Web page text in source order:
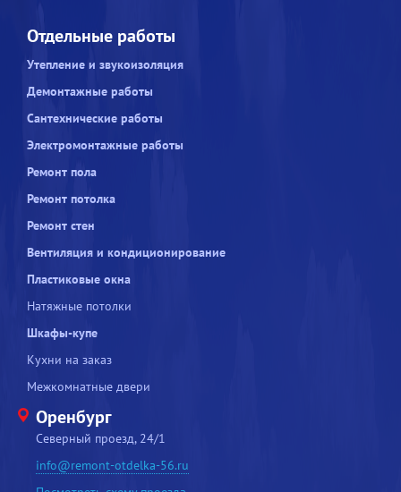
Отдельные работы
Утепление и звукоизоляция
Демонтажные работы
Сантехнические работы
Электромонтажные работы
Ремонт пола
Ремонт потолка
Ремонт стен
Вентиляция и кондиционирование
Пластиковые окна
Натяжные потолки
Шкафы-купе
Кухни на заказ
Межкомнатные двери
Оренбург
Северный проезд, 24/1
info@remont-otdelka-56.ru